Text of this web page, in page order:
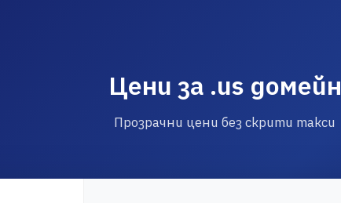
Цени за .us домейн
Прозрачни цени без скрити такси